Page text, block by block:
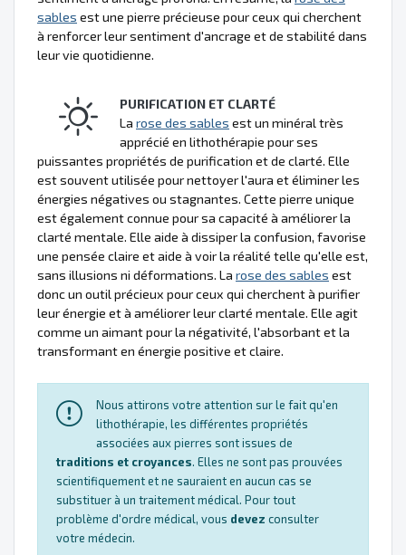
sables est une pierre précieuse pour ceux qui cherchent
à renforcer leur sentiment d'ancrage et de stabilité dans
leur vie quotidienne.
PURIFICATION ET CLARTÉ
La rose des sables est un minéral très
apprécié en lithothérapie pour ses
puissantes propriétés de purification et de clarté. Elle
est souvent utilisée pour nettoyer l'aura et éliminer les
énergies négatives ou stagnantes. Cette pierre unique
est également connue pour sa capacité à améliorer la
clarté mentale. Elle aide à dissiper la confusion, favorise
une pensée claire et aide à voir la réalité telle qu'elle est,
sans illusions ni déformations. La rose des sables est
donc un outil précieux pour ceux qui cherchent à purifier
leur énergie et à améliorer leur clarté mentale. Elle agit
comme un aimant pour la négativité, l'absorbant et la
transformant en énergie positive et claire.
Nous attirons votre attention sur le fait qu'en
lithothérapie, les différentes propriétés
associées aux pierres sont issues de
traditions et croyances. Elles ne sont pas prouvées
scientifiquement et ne sauraient en aucun cas se
substituer à un traitement médical. Pour tout
problème d'ordre médical, vous devez consulter
votre médecin.